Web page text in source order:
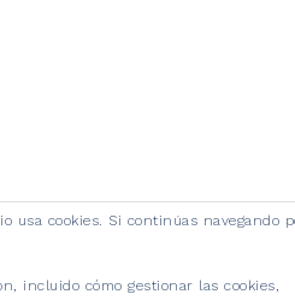
usa cookies. Si continúas navegando
incluido cómo gestionar las cookies,